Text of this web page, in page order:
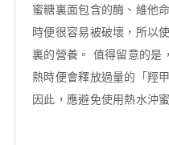
蜜糖裏面包含的酶、維他
時便很容易被破壞，所以
裏的營養。 值得留意的是
熱時便會釋放過量的「羥
因此，應避免使用熱水沖